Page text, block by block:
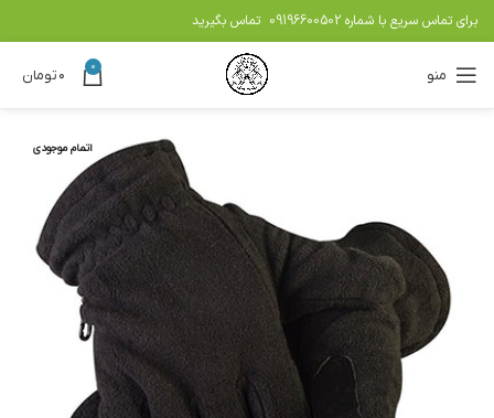
برای تماس سریع با شماره 09196600502 تماس بگیرید
منو 0 ۰تومان
اتمام موجودی